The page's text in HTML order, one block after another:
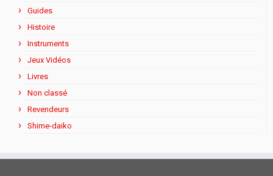
Guides
Histoire
Instruments
Jeux Vidéos
Livres
Non classé
Revendeurs
Shime-daiko